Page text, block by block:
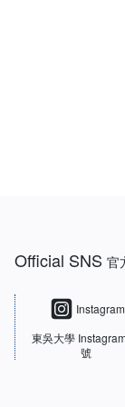
Official SNS 官
Instagram
東吳大學
號